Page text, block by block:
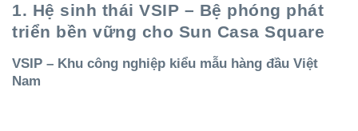
1. Hệ sinh thái VSIP – Bệ phóng phát
triển bền vững cho Sun Casa Square
VSIP – Khu công nghiệp kiểu mẫu hàng đầu Việt
Nam